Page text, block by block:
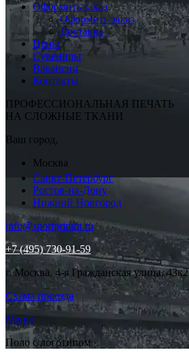
Оформить заказ
Оформить заказ
Доставка
Цены
Сувениры
Вакансии
Контакты
ПРОФЕССИОНАЛЬНАЯ ПЕЧАТЬ
НА СЛОЖНЫЕ ТКАНИ
Ваш город,
Москва
Санкт-Петербург
Ростов-на-Дону
Нижний Новгород
info@sportprintm.ru
+7 (495) 730-91-59
г. Москва, 4-я Гражданская улица, 43к2
Схема проезда
Меню
Поло с логотипом